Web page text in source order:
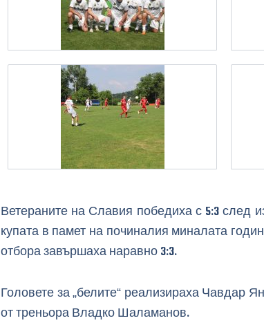
Ветераните на Славия победиха с 5:3 след
купата в памет на починалия миналата
отбора завършаха наравно 3:3.
Головете за „белите“ реализираха Чавдар
от треньора Владко Шаламанов.